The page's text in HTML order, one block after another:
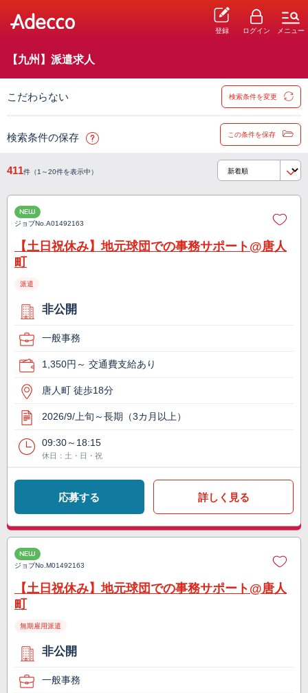
登録 ログイン メニュー
【九州】派遣求人
こだわらない 検索条件を変更
検索条件の保存 この条件を保存
411件（1～20件を表示中）
NEW
ジョブNo.A01492163
【土日祝休み】地元球団での事務サポート@唐人
町
派遣
非公開
一般事務
1,350円～ 交通費支給あり
唐人町 徒歩18分
2026/9/上旬～長期（3カ月以上）
09:30～18:15
休日：土・日・祝
応募する 詳しく見る
NEW
ジョブNo.M01492163
【土日祝休み】地元球団での事務サポート@唐人
町
無期雇用派遣
非公開
一般事務